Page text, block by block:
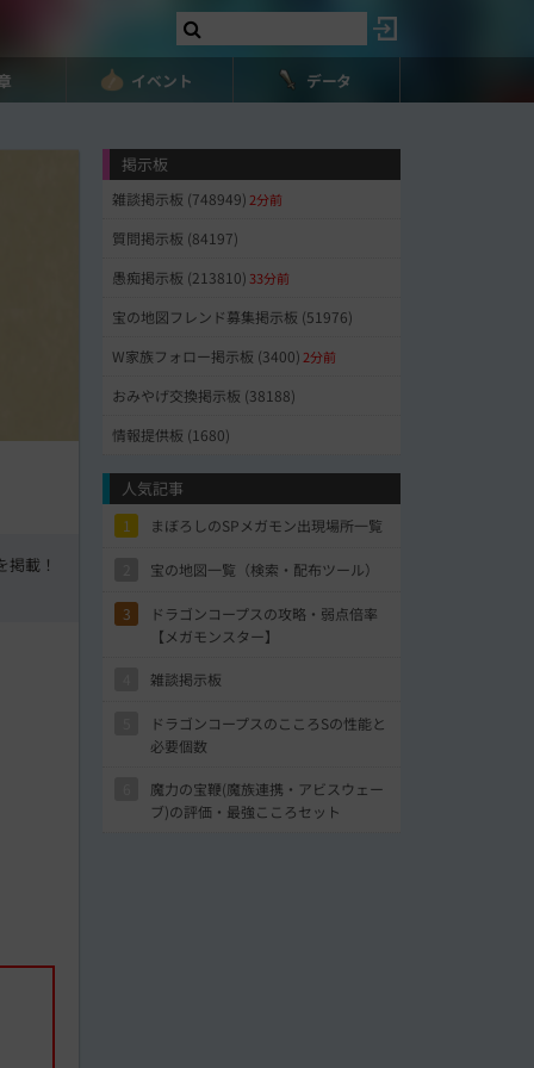
イベント データ
載！
掲示板
雑談掲示板 (748949) 2分前
質問掲示板 (84197)
愚痴掲示板 (213810) 33分前
宝の地図フレンド募集掲示板 (51976)
W家族フォロー掲示板 (3400) 2分前
おみやげ交換掲示板 (38188)
情報提供板 (1680)
人気記事
1 まぼろしのSPメガモン出現場所一覧
宝の地図一覧（検索・配布ツール）
3
ドラゴンコープスの攻略・弱点倍率
【メガモンスター】
雑談掲示板
ドラゴンコープスのこころSの性能と
必要個数
魔力の宝鞭(魔族連携・アビスウェー
ブ)の評価・最強こころセット